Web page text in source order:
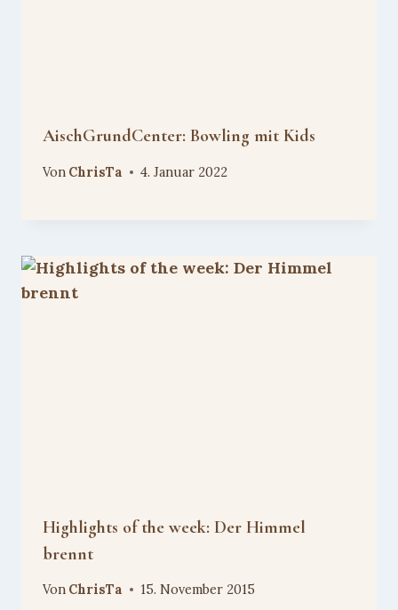
AischGrundCenter: Bowling mit Kids
Von ChrisTa 4. Januar 2022
Highlights of the week: Der Himmel
brennt
Von ChrisTa 15. November 2015